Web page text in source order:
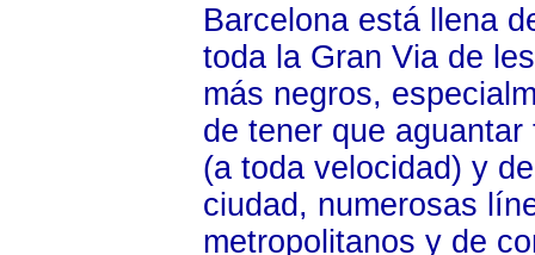
Barcelona está llena
toda la Gran Via de
más negros,
de tener que
(a toda velocidad) y
ciudad, numerosas
metropolitanos y de